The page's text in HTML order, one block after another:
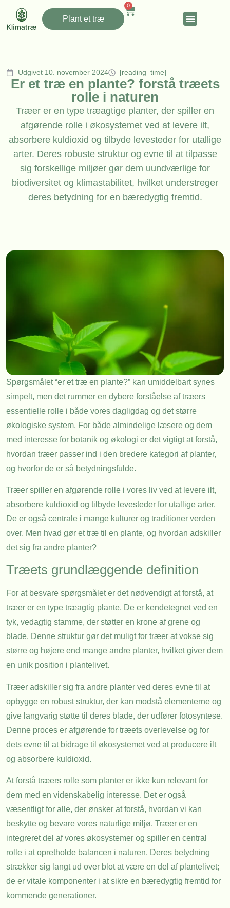
Plant et træ
0
Udgivet 10. november 2024 [reading_time]
Er et træ en plante? forstå træets
rolle i naturen
Træer er en type træagtige planter, der spiller en
afgørende rolle i økosystemet ved at levere ilt,
absorbere kuldioxid og tilbyde levesteder for utallige
arter. Deres robuste struktur og evne til at tilpasse
sig forskellige miljøer gør dem uundværlige for
biodiversitet og klimastabilitet, hvilket understreger
deres betydning for en bæredygtig fremtid.
Spørgsmålet “er et træ en plante?” kan umiddelbart synes
simpelt, men det rummer en dybere forståelse af træers
essentielle rolle i både vores dagligdag og det større
økologiske system. For både almindelige læsere og dem
med interesse for botanik og økologi er det vigtigt at forstå,
hvordan træer passer ind i den bredere kategori af planter,
og hvorfor de er så betydningsfulde.
Træer spiller en afgørende rolle i vores liv ved at levere ilt,
absorbere kuldioxid og tilbyde levesteder for utallige arter.
De er også centrale i mange kulturer og traditioner verden
over. Men hvad gør et træ til en plante, og hvordan adskiller
det sig fra andre planter?
Træets grundlæggende definition
For at besvare spørgsmålet er det nødvendigt at forstå, at
træer er en type træagtig plante. De er kendetegnet ved en
tyk, vedagtig stamme, der støtter en krone af grene og
blade. Denne struktur gør det muligt for træer at vokse sig
større og højere end mange andre planter, hvilket giver dem
en unik position i plantelivet.
Træer adskiller sig fra andre planter ved deres evne til at
opbygge en robust struktur, der kan modstå elementerne og
give langvarig støtte til deres blade, der udfører fotosyntese.
Denne proces er afgørende for træets overlevelse og for
dets evne til at bidrage til økosystemet ved at producere ilt
og absorbere kuldioxid.
At forstå træers rolle som planter er ikke kun relevant for
dem med en videnskabelig interesse. Det er også
væsentligt for alle, der ønsker at forstå, hvordan vi kan
beskytte og bevare vores naturlige miljø. Træer er en
integreret del af vores økosystemer og spiller en central
rolle i at opretholde balancen i naturen. Deres betydning
strækker sig langt ud over blot at være en del af plantelivet;
de er vitale komponenter i at sikre en bæredygtig fremtid for
kommende generationer.